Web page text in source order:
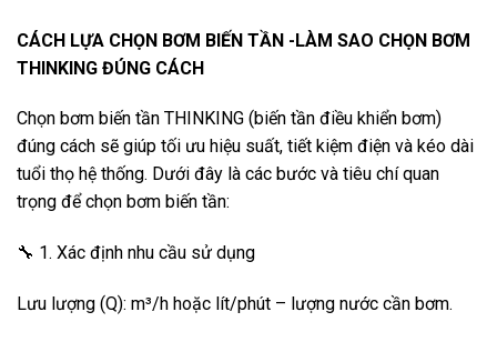
CÁCH LỰA CHỌN BƠM BIẾN TẦN -LÀM SAO CHỌN BƠM
THINKING ĐÚNG CÁCH
Chọn bơm biến tần THINKING (biến tần điều khiển bơm)
đúng cách sẽ giúp tối ưu hiệu suất, tiết kiệm điện và kéo dài
tuổi thọ hệ thống. Dưới đây là các bước và tiêu chí quan
trọng để chọn bơm biến tần:
🔧 1. Xác định nhu cầu sử dụng
Lưu lượng (Q): m³/h hoặc lít/phút – lượng nước cần bơm.